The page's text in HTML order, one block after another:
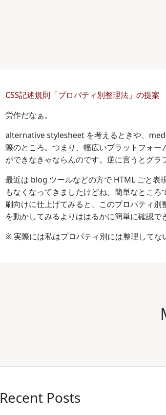
CSS記述規則「プロパティ別整理法」の提案
労作だなぁ。
alternative stylesheet を考えるときや、
際のところ。つまり、幅広いプラットフォ
ができなきゃならんのです。逆に言うとグラ
最近は blog ツールなどの方で HTML ごと表
もなくなってきましたけどね。簡単なとこ
刷向けに仕上げてみると、このプロパティ
を動かしてみるよりははるかに簡単に確認で
※ 実際には私はプロパティ別には整理してな
Recent Posts